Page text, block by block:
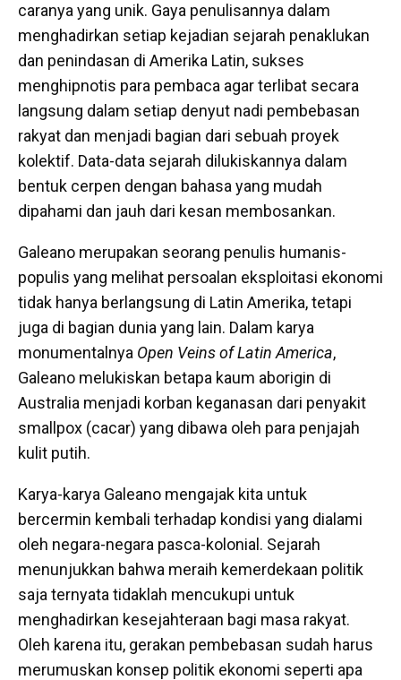
caranya yang unik. Gaya penulisannya dalam
menghadirkan setiap kejadian sejarah penaklukan
dan penindasan di Amerika Latin, sukses
menghipnotis para pembaca agar terlibat secara
langsung dalam setiap denyut nadi pembebasan
rakyat dan menjadi bagian dari sebuah proyek
kolektif. Data-data sejarah dilukiskannya dalam
bentuk cerpen dengan bahasa yang mudah
dipahami dan jauh dari kesan membosankan.
Galeano merupakan seorang penulis humanis-
populis yang melihat persoalan eksploitasi ekonomi
tidak hanya berlangsung di Latin Amerika, tetapi
juga di bagian dunia yang lain. Dalam karya
monumentalnya Open Veins of Latin America,
Galeano melukiskan betapa kaum aborigin di
Australia menjadi korban keganasan dari penyakit
smallpox (cacar) yang dibawa oleh para penjajah
kulit putih.
Karya-karya Galeano mengajak kita untuk
bercermin kembali terhadap kondisi yang dialami
oleh negara-negara pasca-kolonial. Sejarah
menunjukkan bahwa meraih kemerdekaan politik
saja ternyata tidaklah mencukupi untuk
menghadirkan kesejahteraan bagi masa rakyat.
Oleh karena itu, gerakan pembebasan sudah harus
merumuskan konsep politik ekonomi seperti apa